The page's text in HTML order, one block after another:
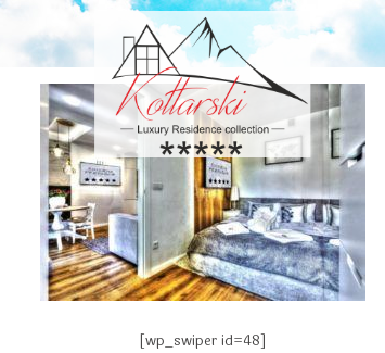
[wp_swiper id=48]